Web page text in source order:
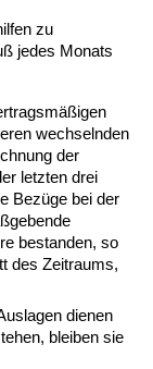
zu
jedes Monats
wechselnden
der
letzten drei
Bezüge bei der
bestanden, so
des Zeitraums,
dienen
bleiben sie